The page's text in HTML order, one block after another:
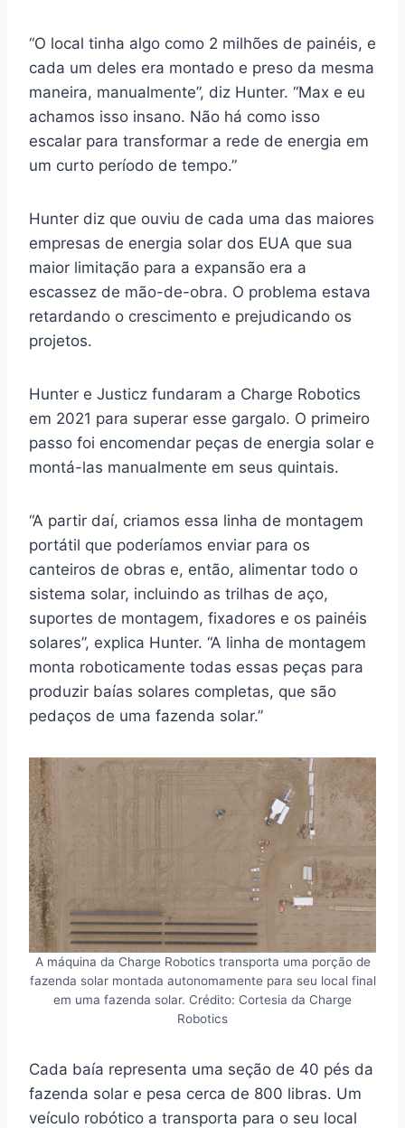
“O local tinha algo como 2 milhões de painéis, e
cada um deles era montado e preso da mesma
maneira, manualmente”, diz Hunter. “Max e eu
achamos isso insano. Não há como isso
escalar para transformar a rede de energia em
um curto período de tempo.”
Hunter diz que ouviu de cada uma das maiores
empresas de energia solar dos EUA que sua
maior limitação para a expansão era a
escassez de mão-de-obra. O problema estava
retardando o crescimento e prejudicando os
projetos.
Hunter e Justicz fundaram a Charge Robotics
em 2021 para superar esse gargalo. O primeiro
passo foi encomendar peças de energia solar e
montá-las manualmente em seus quintais.
“A partir daí, criamos essa linha de montagem
portátil que poderíamos enviar para os
canteiros de obras e, então, alimentar todo o
sistema solar, incluindo as trilhas de aço,
suportes de montagem, fixadores e os painéis
solares”, explica Hunter. “A linha de montagem
monta roboticamente todas essas peças para
produzir baías solares completas, que são
pedaços de uma fazenda solar.”
A máquina da Charge Robotics transporta uma porção de
fazenda solar montada autonomamente para seu local final
em uma fazenda solar. Crédito: Cortesia da Charge
Robotics
Cada baía representa uma seção de 40 pés da
fazenda solar e pesa cerca de 800 libras. Um
veículo robótico a transporta para o seu local